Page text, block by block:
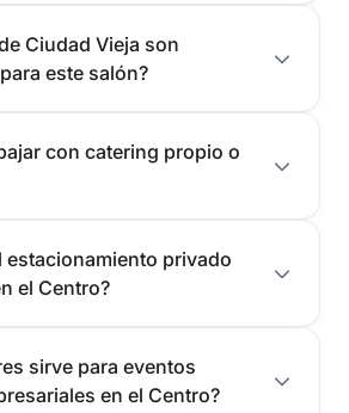
Ciudad Vieja son
este salón?
con catering propio o
estacionamiento privado
el Centro?
sirve para eventos
en el Centro?